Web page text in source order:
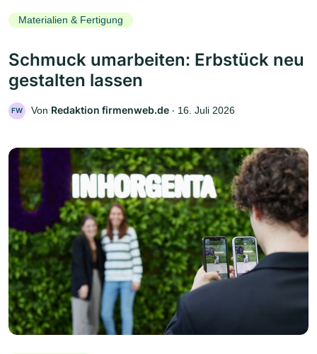
Materialien & Fertigung
Schmuck umarbeiten: Erbstück neu
gestalten lassen
FW Von Redaktion firmenweb.de ‧ 16. Juli 2026